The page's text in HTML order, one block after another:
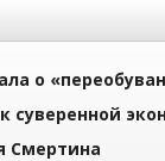
о
суверенной
Смертина